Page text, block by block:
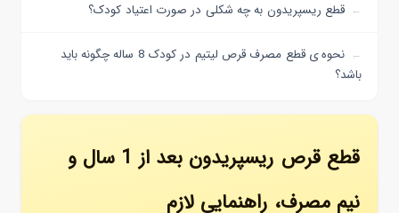
قطع ریسپریدون به چه شکلی در صورت اعتیاد کودک؟
نحوه ی قطع مصرف قرص لیتیم در کودک 8 ساله چگونه باید
باشد؟
قطع قرص ریسپریدون بعد از 1 سال و
نیم مصرف، راهنمایی لازم